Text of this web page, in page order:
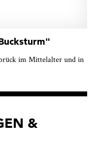
im Mittelalter und in
&